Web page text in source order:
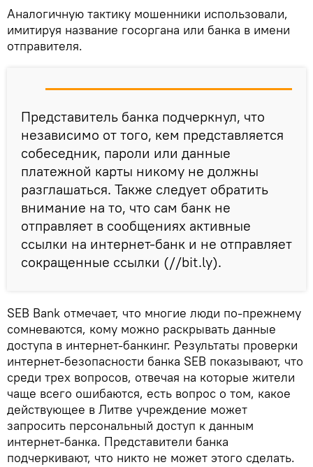
Аналогичную тактику мошенники использовали,
имитируя название госоргана или банка в имени
отправителя.
Представитель банка подчеркнул, что
независимо от того, кем представляется
собеседник, пароли или данные
платежной карты никому не должны
разглашаться. Также следует обратить
внимание на то, что сам банк не
отправляет в сообщениях активные
ссылки на интернет-банк и не отправляет
сокращенные ссылки (//bit.ly).
SEB Bank отмечает, что многие люди по-прежнему
сомневаются, кому можно раскрывать данные
доступа в интернет-банкинг. Результаты проверки
интернет-безопасности банка SEB показывают, что
среди трех вопросов, отвечая на которые жители
чаще всего ошибаются, есть вопрос о том, какое
действующее в Литве учреждение может
запросить персональный доступ к данным
интернет-банка. Представители банка
подчеркивают, что никто не может этого сделать.